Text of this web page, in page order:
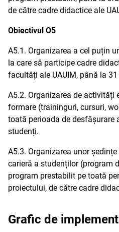
de către cadre didactice ale
Obiectivul O5
A5.1. Organizarea a cel puțin
la care să participe cadre
facultăți ale UAUIM, până la
A5.2. Organizarea de activități
formare (traininguri, cursuri,
toată perioada de desfășurare
studenți.
A5.3. Organizarea unor
carieră a studenților (program
program prestabilit pe toată
proiectului, de către cadre
Grafic de